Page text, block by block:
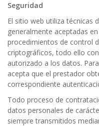
Seguridad
El sitio web utiliza técnicas
generalmente aceptadas
procedimientos de control
criptográficos, todo ello
autorizado a los datos.
acepta que el prestador
correspondiente
Todo proceso de
datos personales de
siempre transmitidos